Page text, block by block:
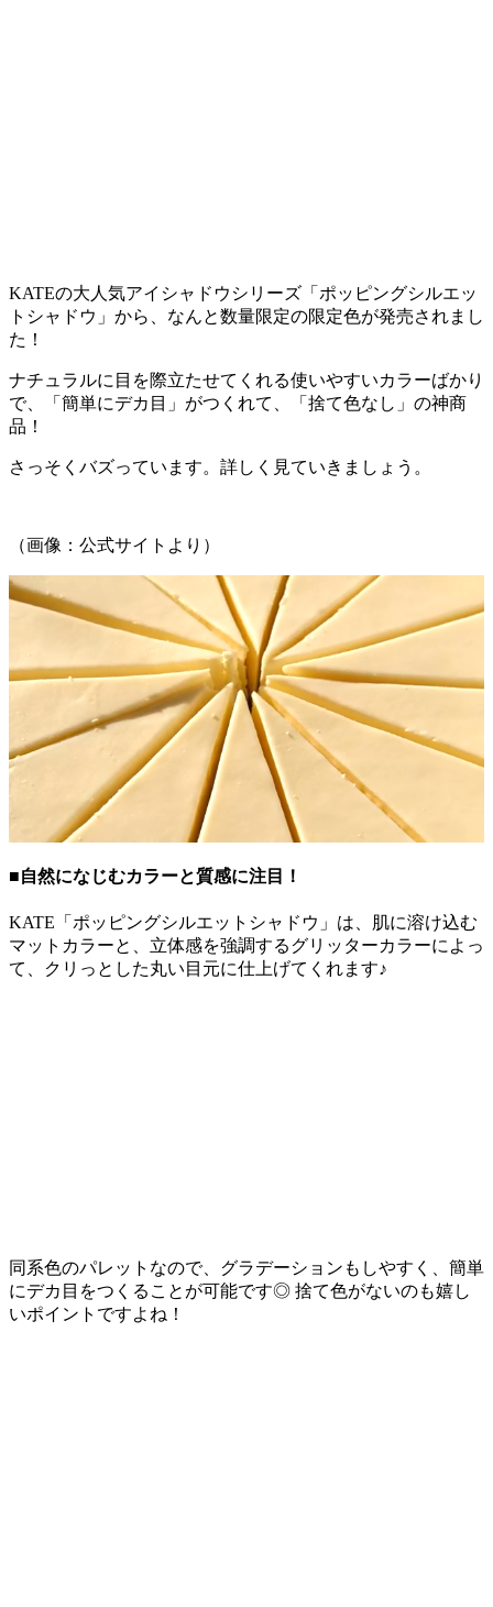
KATEの大人気アイシャドウシリーズ「ポッピングシルエッ
トシャドウ」から、なんと数量限定の限定色が発売されまし
た！
ナチュラルに目を際立たせてくれる使いやすいカラーばかり
で、「簡単にデカ目」がつくれて、「捨て色なし」の神商
品！
さっそくバズっています。詳しく見ていきましょう。
（画像：公式サイトより）
■自然になじむカラーと質感に注目！
KATE「ポッピングシルエットシャドウ」は、肌に溶け込む
マットカラーと、立体感を強調するグリッターカラーによっ
て、クリっとした丸い目元に仕上げてくれます♪
同系色のパレットなので、グラデーションもしやすく、簡単
にデカ目をつくることが可能です◎ 捨て色がないのも嬉し
いポイントですよね！